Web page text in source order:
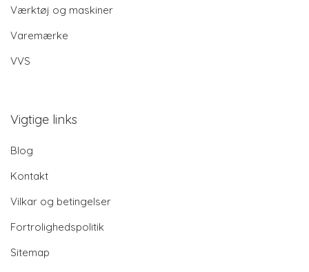
Værktøj og maskiner
Varemærke
VVS
Vigtige links
Blog
Kontakt
Vilkar og betingelser
Fortrolighedspolitik
Sitemap